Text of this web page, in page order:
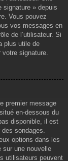
signature » depuis
Vous pouvez
vos messages en
de l’utilisateur. Si
plus utile de
signature.
premier message
en-dessous du
disponible, il est
des sondages.
options dans les
sur une nouvelle
utilisateurs peuvent